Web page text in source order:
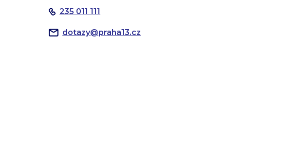
235 011 111
dotazy@praha13.cz